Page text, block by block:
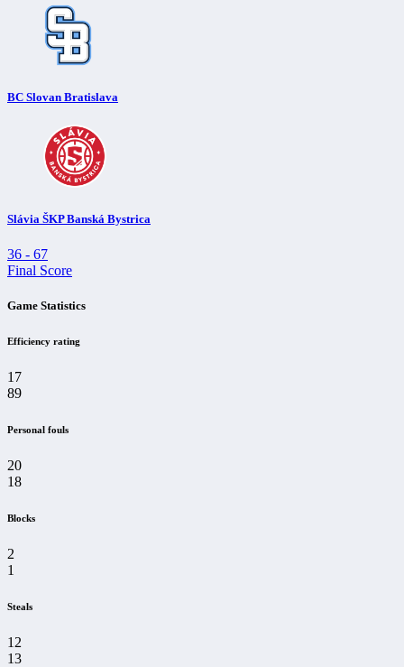
BC Slovan Bratislava
Slávia ŠKP Banská Bystrica
36 - 67
Final Score
Game Statistics
Efficiency rating
17
89
Personal fouls
20
18
Blocks
2
1
Steals
12
13